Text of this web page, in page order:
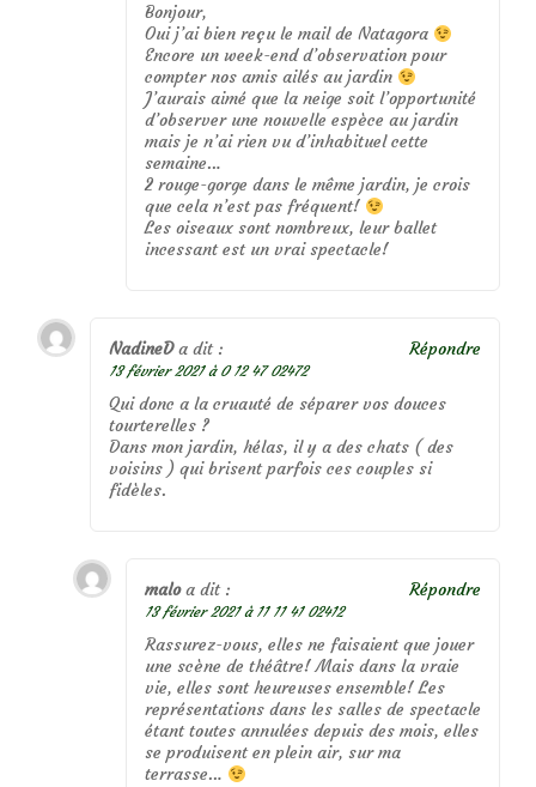
Bonjour,
Oui j’ai bien reçu le mail de Natagora
Encore un week-end d’observation pour
compter nos amis ailés au jardin
J’aurais aimé que la neige soit l’opportunité
d’observer une nouvelle espèce au jardin
mais je n’ai rien vu d’inhabituel cette
semaine…
2 rouge-gorge dans le même jardin, je crois
que cela n’est pas fréquent!
Les oiseaux sont nombreux, leur ballet
incessant est un vrai spectacle!
NadineD a dit :
13 février 2021 à 0 12 47 02472
Qui donc a la cruauté de séparer vos douces
tourterelles ?
Dans mon jardin, hélas, il y a des chats ( des
voisins ) qui brisent parfois ces couples si
fidèles.
Répondre
malo a dit :
13 février 2021 à 11 11 41 02412
Rassurez-vous, elles ne faisaient que jouer
une scène de théâtre! Mais dans la vraie
vie, elles sont heureuses ensemble! Les
représentations dans les salles de spectacle
étant toutes annulées depuis des mois, elles
se produisent en plein air, sur ma
terrasse…
Répondre